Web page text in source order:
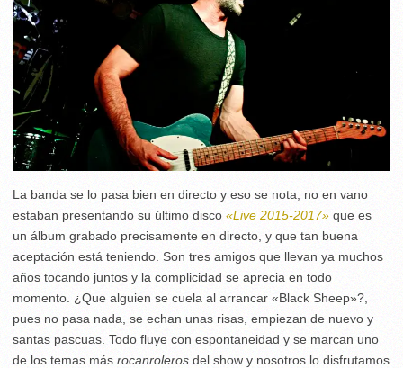
La banda se lo pasa bien en directo y eso se nota, no en vano
estaban presentando su último disco «Live 2015-2017» que es
un álbum grabado precisamente en directo, y que tan buena
aceptación está teniendo. Son tres amigos que llevan ya muchos
años tocando juntos y la complicidad se aprecia en todo
momento. ¿Que alguien se cuela al arrancar «Black Sheep»?,
pues no pasa nada, se echan unas risas, empiezan de nuevo y
santas pascuas. Todo fluye con espontaneidad y se marcan uno
de los temas más rocanroleros del show y nosotros lo disfrutamos